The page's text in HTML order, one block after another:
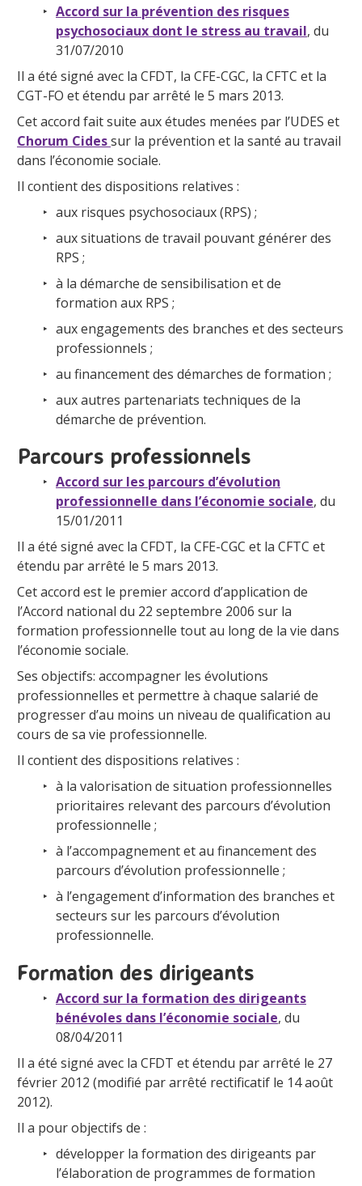
Accord sur la prévention des risques
psychosociaux dont le stress au travail, du
31/07/2010
Il a été signé avec la CFDT, la CFE-CGC, la CFTC et la
CGT-FO et étendu par arrêté le 5 mars 2013.
Cet accord fait suite aux études menées par l’UDES et
Chorum Cidessur la prévention et la santé au travail
dans l’économie sociale.
Il contient des dispositions relatives :
aux risques psychosociaux (RPS) ;
aux situations de travail pouvant générer des
RPS ;
à la démarche de sensibilisation et de
formation aux RPS ;
aux engagements des branches et des secteurs
professionnels ;
au financement des démarches de formation ;
aux autres partenariats techniques de la
démarche de prévention.
Parcours professionnels
Accord sur les parcours d’évolution
professionnelle dans l’économie sociale, du
15/01/2011
Il a été signé avec la CFDT, la CFE-CGC et la CFTC et
étendu par arrêté le 5 mars 2013.
Cet accord est le premier accord d’application de
l’Accord national du 22 septembre 2006 sur la
formation professionnelle tout au long de la vie dans
l’économie sociale.
Ses objectifs: accompagner les évolutions
professionnelles et permettre à chaque salarié de
progresser d’au moins un niveau de qualification au
cours de sa vie professionnelle.
Il contient des dispositions relatives :
à la valorisation de situation professionnelles
prioritaires relevant des parcours d’évolution
professionnelle ;
à l’accompagnement et au financement des
parcours d’évolution professionnelle ;
à l’engagement d’information des branches et
secteurs sur les parcours d’évolution
professionnelle.
Formation des dirigeants
Accord sur la formation des dirigeants
bénévoles dans l’économie sociale, du
08/04/2011
Il a été signé avec la CFDT et étendu par arrêté le 27
février 2012 (modifié par arrêté rectificatif le 14 août
2012).
Il a pour objectifs de :
développer la formation des dirigeants par
l’élaboration de programmes de formation